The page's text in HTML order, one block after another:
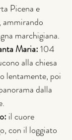
Picena e
marchigiana.
Maria: 104
alla chiesa
lentamente, poi
dalla
il cuore
con il loggiato